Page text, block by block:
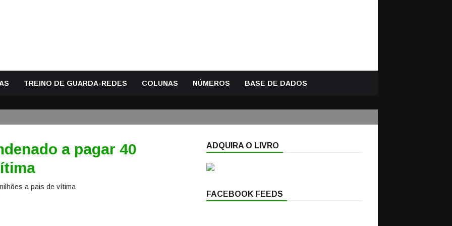
TREINO DE GUARDA-REDES COLUNAS NÚMEROS BASE DE DADOS
a pagar 40
ADQUIRA O LIVRO
FACEBOOK FEEDS